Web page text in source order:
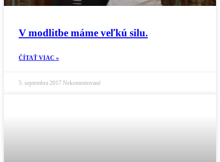
V modlitbe máme veľkú silu.
ČÍTAŤ VIAC »
5. septembra 2017 Nekomentované